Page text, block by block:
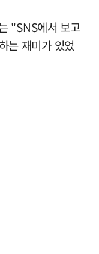
"SNS에서 보고
는 재미가 있었